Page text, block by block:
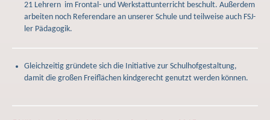
21 Lehrern im Frontal- und Werkstattunterricht beschult. Außerdem
arbeiten noch Referendare an unserer Schule und teilweise auch FSJ-
ler Pädagogik.
Gleichzeitig gründete sich die Initiative zur Schulhofgestaltung,
damit die großen Freiflächen kindgerecht genutzt werden können.